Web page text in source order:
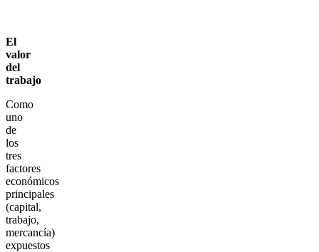
El
valor
del
trabajo
Como
uno
de
los
tres
factores
económicos
principales
(capital,
trabajo,
mercancía)
expuestos